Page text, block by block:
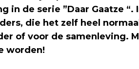
in de serie ”Daar Gaatze
die het zelf heel
of voor de samenleving.
worden!